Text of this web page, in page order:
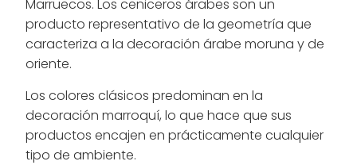
Marruecos. Los ceniceros árabes son un
producto representativo de la geometría que
caracteriza a la decoración árabe moruna y de
oriente.
Los colores clásicos predominan en la
decoración marroquí, lo que hace que sus
productos encajen en prácticamente cualquier
tipo de ambiente.